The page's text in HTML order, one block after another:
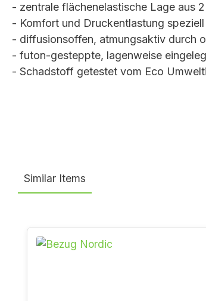
- zentrale flächenelastische Lage aus
- Komfort und Druckentlastung
- diffusionsoffen, atmungsaktiv durch
- futon-gesteppte, lagenweise
- Schadstoff getestet vom Eco
Similar Items